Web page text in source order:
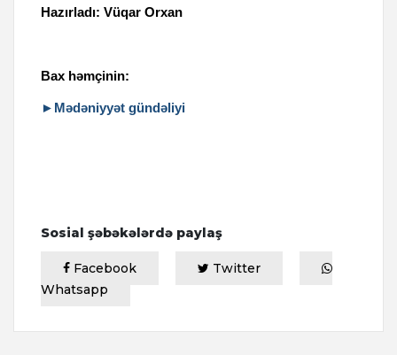
Hazırladı: Vüqar Orxan
Bax həmçinin:
►Mədəniyyət gündəliyi
Sosial şəbəkələrdə paylaş
Facebook
Twitter
Whatsapp